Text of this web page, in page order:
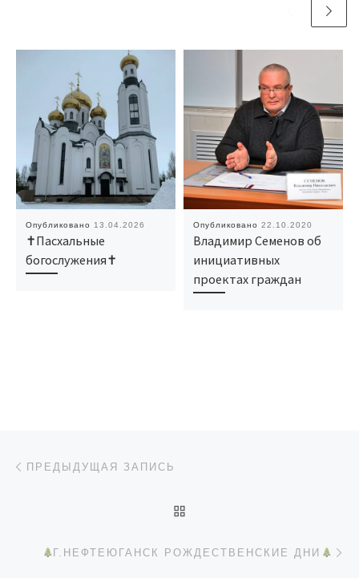
Опубликовано 13.04.2026
✝Пасхальные
богослужения✝
Опубликовано 22.10.2020
Владимир Семенов об
инициативных
проектах граждан
Навигация по записям
ПРЕДЫДУЩАЯ ЗАПИСЬ
Г.НЕФТЕЮГАНСК РОЖДЕСТВЕНСКИЕ ДНИ